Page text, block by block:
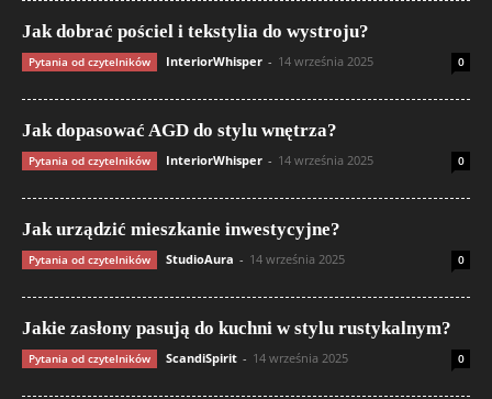
Jak dobrać pościel i tekstylia do wystroju?
Pytania od czytelników InteriorWhisper - 14 września 2025 0
Jak dopasować AGD do stylu wnętrza?
Pytania od czytelników InteriorWhisper - 14 września 2025 0
Jak urządzić mieszkanie inwestycyjne?
Pytania od czytelników StudioAura - 14 września 2025 0
Jakie zasłony pasują do kuchni w stylu rustykalnym?
Pytania od czytelników ScandiSpirit - 14 września 2025 0